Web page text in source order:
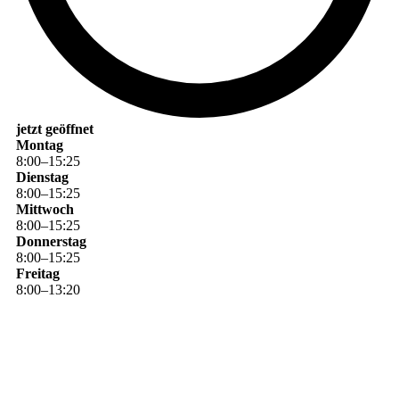
jetzt geöffnet
Montag
8:00–15:25
Dienstag
8:00–15:25
Mittwoch
8:00–15:25
Donnerstag
8:00–15:25
Freitag
8:00–13:20